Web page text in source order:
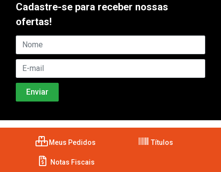
Cadastre-se para receber nossas
ofertas!
Meus Pedidos Títulos
Notas Fiscais